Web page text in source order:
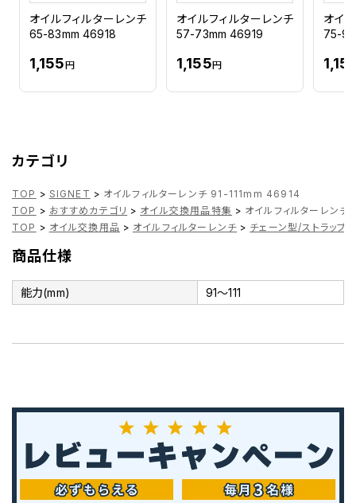
オイルフィルターレンチ
65-83mm 46918
1,155円
オイルフィルターレンチ
57-73mm 46919
1,155円
オイ
75-
カテゴリ
TOP > SIGNET > オイルフィルターレンチ 91-111mm 46914
TOP > おすすめカテゴリ > オイル交換用品特集 > オイルフィルターレン
TOP > オイル交換用品 > オイルフィルターレンチ > チェーン型/ストラップ
商品仕様
能力(mm) 91～111